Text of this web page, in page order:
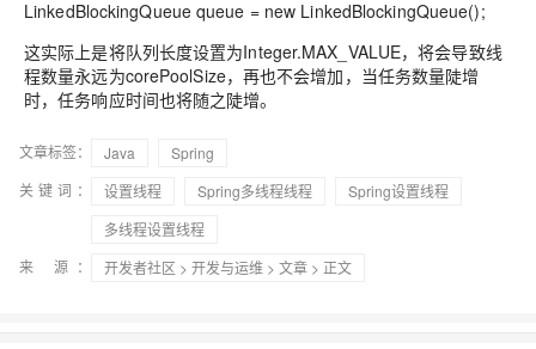
LinkedBlockingQueue queue = new LinkedBlockingQueue();
这实际上是将队列长度设置为Integer.MAX_VALUE，将会导致线
程数量永远为corePoolSize，再也不会增加，当任务数量陡增
时，任务响应时间也将随之陡增。
文章标签： Java
Spring
关键词：
设置线程 Spring多线程线程
Spring设置线程
多线程设置线程
来 源：
开发者社区 > 开发与运维 > 文章 > 正文